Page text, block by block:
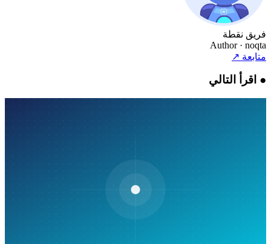
فريق نقطة
Author · noqta
متابعة↗
●اقرأ التالي